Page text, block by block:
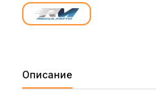
Описание